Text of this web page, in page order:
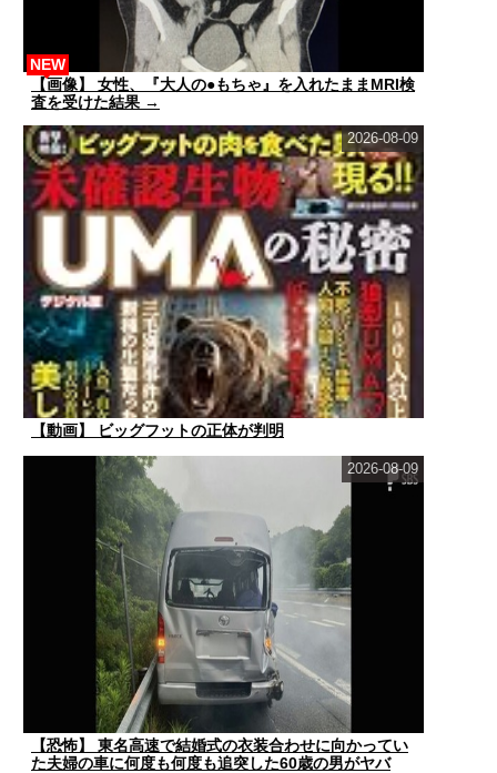
【画像】 女性、『大人の●もちゃ』を入れたままMRI検
査を受けた結果 →
NEW
【動画】 ビッグフットの正体が判明
2026-08-09
【恐怖】 東名高速で結婚式の衣装合わせに向かってい
た夫婦の車に何度も何度も追突した60歳の男がヤバ
2026-08-09